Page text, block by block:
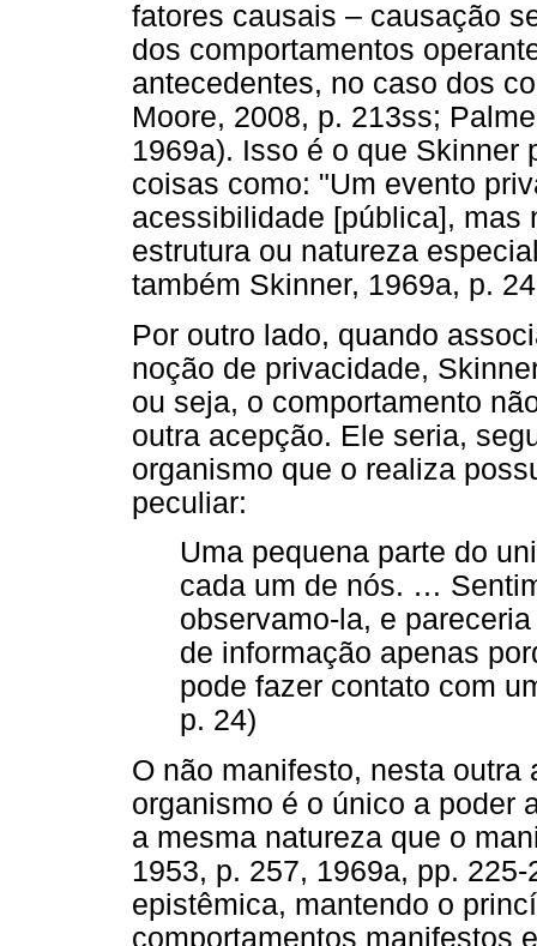
fatores causais – causação
dos comportamentos
antecedentes, no caso dos
Moore, 2008, p. 213ss;
1969a). Isso é o que Skinner
coisas como: "Um evento
acessibilidade [pública], mas
estrutura ou natureza
também Skinner, 1969a, p.
Por outro lado, quando
noção de privacidade,
ou seja, o comportamento
outra acepção. Ele seria,
organismo que o realiza
peculiar:
Uma pequena parte do
cada um de nós. …
observamo-la, e
de informação apenas
pode fazer contato com
p. 24)
O não manifesto, nesta
organismo é o único a poder
a mesma natureza que o
1953, p. 257, 1969a, pp.
epistêmica, mantendo o
comportamentos manifestos